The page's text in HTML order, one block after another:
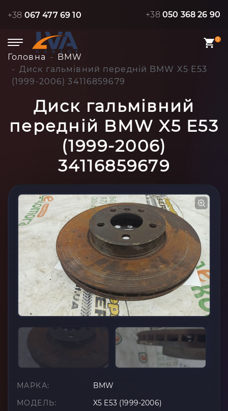
+38 067 477 69 10 +38 050 368 26 90
0
Головна
BMW
Диск гальмівний передній BMW X5 E53
(1999-2006) 34116859679
Диск гальмівний
передній BMW X5 E53
(1999-2006)
34116859679
МАРКА:
BMW
МОДЕЛЬ:
X5 E53 (1999-2006)